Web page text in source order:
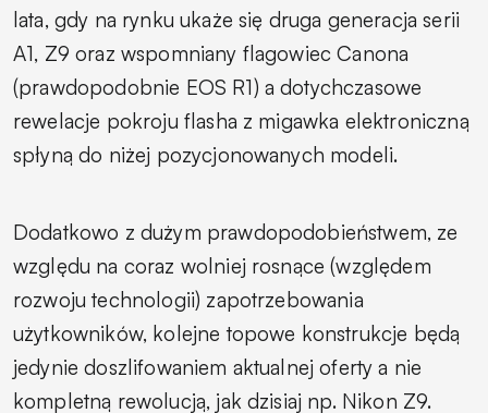
lata, gdy na rynku ukaże się druga generacja serii
A1, Z9 oraz wspomniany flagowiec Canona
(prawdopodobnie EOS R1) a dotychczasowe
rewelacje pokroju flasha z migawka elektroniczną
spłyną do niżej pozycjonowanych modeli.
Dodatkowo z dużym prawdopodobieństwem, ze
względu na coraz wolniej rosnące (względem
rozwoju technologii) zapotrzebowania
użytkowników, kolejne topowe konstrukcje będą
jedynie doszlifowaniem aktualnej oferty a nie
kompletną rewolucją, jak dzisiaj np. Nikon Z9.